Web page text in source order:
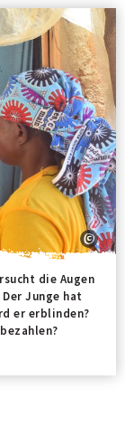
die Augen
Junge hat
er erblinden?